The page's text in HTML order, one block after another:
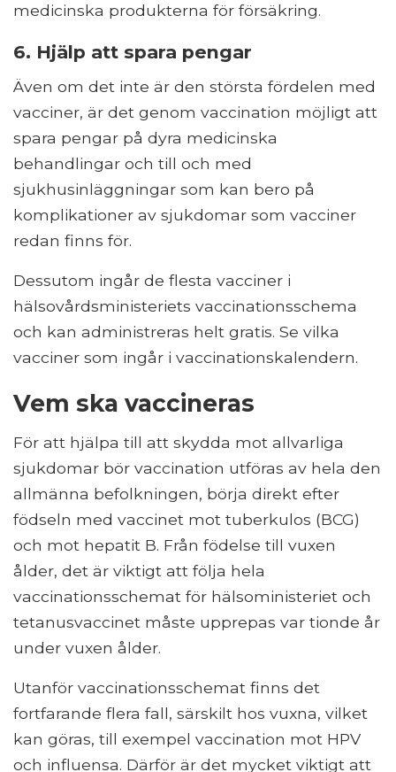
medicinska produkterna för försäkring.
6. Hjälp att spara pengar
Även om det inte är den största fördelen med
vacciner, är det genom vaccination möjligt att
spara pengar på dyra medicinska
behandlingar och till och med
sjukhusinläggningar som kan bero på
komplikationer av sjukdomar som vacciner
redan finns för.
Dessutom ingår de flesta vacciner i
hälsovårdsministeriets vaccinationsschema
och kan administreras helt gratis. Se vilka
vacciner som ingår i vaccinationskalendern.
Vem ska vaccineras
För att hjälpa till att skydda mot allvarliga
sjukdomar bör vaccination utföras av hela den
allmänna befolkningen, börja direkt efter
födseln med vaccinet mot tuberkulos (BCG)
och mot hepatit B. Från födelse till vuxen
ålder, det är viktigt att följa hela
vaccinationsschemat för hälsoministeriet och
tetanusvaccinet måste upprepas var tionde år
under vuxen ålder.
Utanför vaccinationsschemat finns det
fortfarande flera fall, särskilt hos vuxna, vilket
kan göras, till exempel vaccination mot HPV
och influensa. Därför är det mycket viktigt att